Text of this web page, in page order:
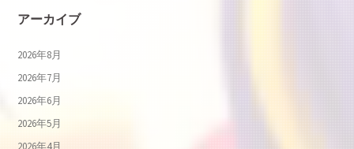
アーカイブ
2026年8月
2026年7月
2026年6月
2026年5月
2026年4月